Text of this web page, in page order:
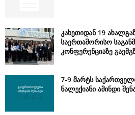
კახეთიდან 19
საერთაშორისო
კონფერენციაზე
7-9 მარტს
ნალექიანი ამინდი